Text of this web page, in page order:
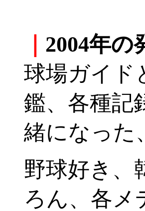
2004年の
球場ガイド
鑑、各種記
緒になった
野球好き、
ろん、各メ